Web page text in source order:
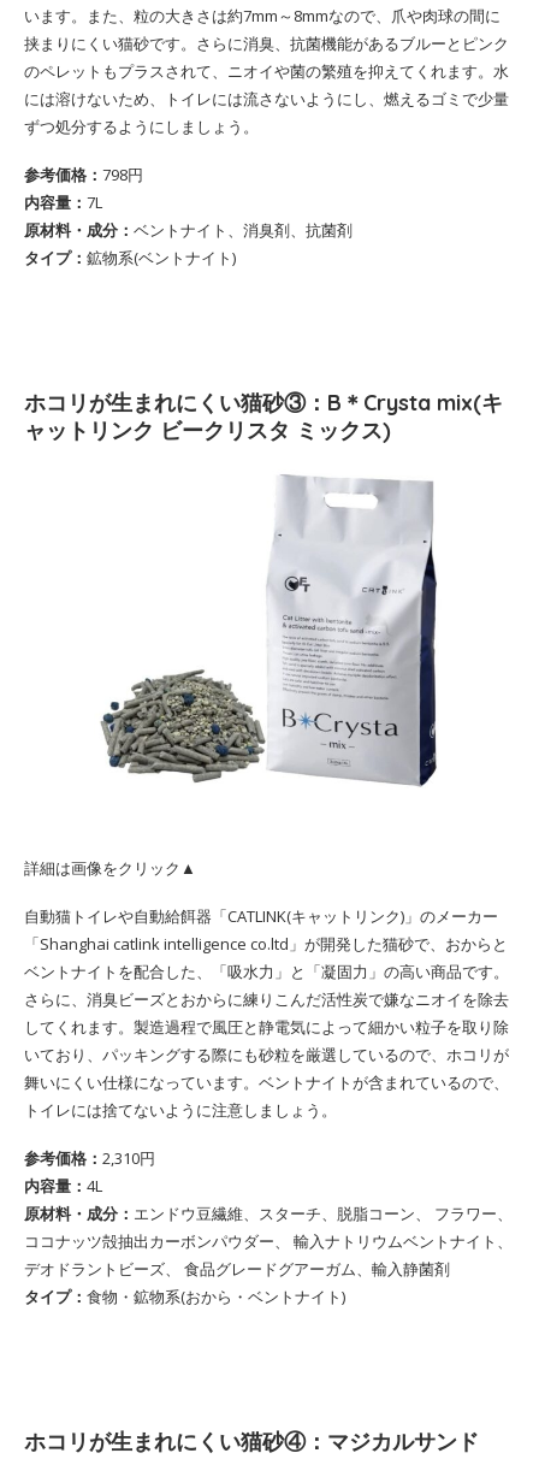
います。また、粒の大きさは約7mm～8mmなので、爪や肉球の間に
挟まりにくい猫砂です。さらに消臭、抗菌機能があるブルーとピンク
のペレットもプラスされて、ニオイや菌の繁殖を抑えてくれます。水
には溶けないため、トイレには流さないようにし、燃えるゴミで少量
ずつ処分するようにしましょう。
参考価格： 798円
内容量： 7L
原材料・成分： ベントナイト、消臭剤、抗菌剤
タイプ： 鉱物系(ベントナイト)
ホコリが生まれにくい猫砂③：B＊Crysta mix(キ
ャットリンク ビークリスタ ミックス)
詳細は画像をクリック▲
自動猫トイレや自動給餌器「CATLINK(キャットリンク)」のメーカー
「Shanghai catlink intelligence co.ltd」が開発した猫砂で、おからと
ベントナイトを配合した、「吸水力」と「凝固力」の高い商品です。
さらに、消臭ビーズとおからに練りこんだ活性炭で嫌なニオイを除去
してくれます。製造過程で風圧と静電気によって細かい粒子を取り除
いており、パッキングする際にも砂粒を厳選しているので、ホコリが
舞いにくい仕様になっています。ベントナイトが含まれているので、
トイレには捨てないように注意しましょう。
参考価格： 2,310円
内容量： 4L
原材料・成分： エンドウ豆繊維、スターチ、脱脂コーン、 フラワー、
ココナッツ殻抽出カーボンパウダー、 輸入ナトリウムベントナイト、
デオドラントビーズ、 食品グレードグアーガム、輸入静菌剤
タイプ： 食物・鉱物系(おから・ベントナイト)
ホコリが生まれにくい猫砂④：マジカルサンド